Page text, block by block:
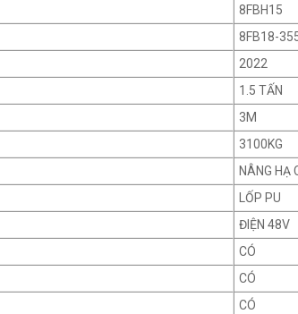
8FBH15
8FB18-
2022
1.5 TẤN
3M
3100KG
NÂNG HẠ
LỐP PU
ĐIỆN 48V
CÓ
CÓ
CÓ